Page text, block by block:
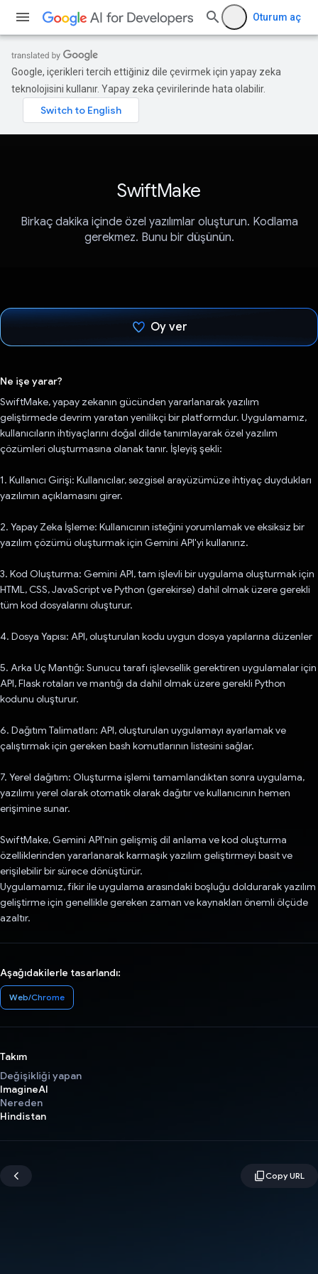
Oturum aç
Google, içerikleri tercih ettiğiniz dile çevirmek için yapay zeka
teknolojisini kullanır. Yapay zeka çevirilerinde hata olabilir.
SwiftMake
Birkaç dakika içinde özel yazılımlar oluşturun. Kodlama
gerekmez. Bunu bir düşünün.
Oy ver
Ne işe yarar?
SwiftMake, yapay zekanın gücünden yararlanarak yazılım
geliştirmede devrim yaratan yenilikçi bir platformdur. Uygulamamız,
kullanıcıların ihtiyaçlarını doğal dilde tanımlayarak özel yazılım
çözümleri oluşturmasına olanak tanır. İşleyiş şekli:
1. Kullanıcı Girişi: Kullanıcılar, sezgisel arayüzümüze ihtiyaç duydukları
yazılımın açıklamasını girer.
2. Yapay Zeka İşleme: Kullanıcının isteğini yorumlamak ve eksiksiz bir
yazılım çözümü oluşturmak için Gemini API'yi kullanırız.
3. Kod Oluşturma: Gemini API, tam işlevli bir uygulama oluşturmak için
HTML, CSS, JavaScript ve Python (gerekirse) dahil olmak üzere gerekli
tüm kod dosyalarını oluşturur.
4. Dosya Yapısı: API, oluşturulan kodu uygun dosya yapılarına düzenler
5. Arka Uç Mantığı: Sunucu tarafı işlevsellik gerektiren uygulamalar için
API, Flask rotaları ve mantığı da dahil olmak üzere gerekli Python
kodunu oluşturur.
6. Dağıtım Talimatları: API, oluşturulan uygulamayı ayarlamak ve
çalıştırmak için gereken bash komutlarının listesini sağlar.
7. Yerel dağıtım: Oluşturma işlemi tamamlandıktan sonra uygulama,
yazılımı yerel olarak otomatik olarak dağıtır ve kullanıcının hemen
erişimine sunar.
SwiftMake, Gemini API'nin gelişmiş dil anlama ve kod oluşturma
özelliklerinden yararlanarak karmaşık yazılım geliştirmeyi basit ve
erişilebilir bir sürece dönüştürür.
Uygulamamız, fikir ile uygulama arasındaki boşluğu doldurarak yazılım
geliştirme için genellikle gereken zaman ve kaynakları önemli ölçüde
azaltır.
Aşağıdakilerle tasarlandı:
Web/Chrome
Takım
Değişikliği yapan
ImagineAI
Nereden
Hindistan